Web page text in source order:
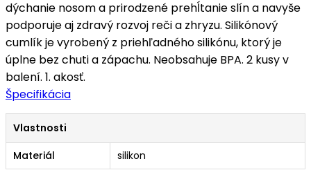
dýchanie nosom a prirodzené prehĺtanie slín a navyše
podporuje aj zdravý rozvoj reči a zhryzu. Silikónový
cumlík je vyrobený z priehľadného silikónu, ktorý je
úplne bez chuti a zápachu. Neobsahuje BPA. 2 kusy v
balení. 1. akosť.
Špecifikácia
Vlastnosti
Materiál
silikon